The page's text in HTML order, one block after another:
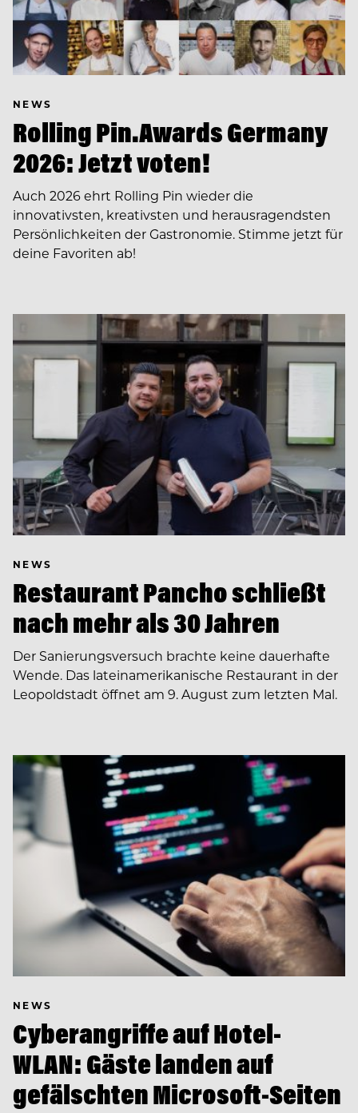
NEWS
Rolling Pin.Awards Germany
2026: Jetzt voten!
Auch 2026 ehrt Rolling Pin wieder die
innovativsten, kreativsten und herausragendsten
Persönlichkeiten der Gastronomie. Stimme jetzt für
deine Favoriten ab!
NEWS
Restaurant Pancho schließt
nach mehr als 30 Jahren
Der Sanierungsversuch brachte keine dauerhafte
Wende. Das lateinamerikanische Restaurant in der
Leopoldstadt öffnet am 9. August zum letzten Mal.
NEWS
Cyberangriffe auf Hotel-
WLAN: Gäste landen auf
gefälschten Microsoft-Seiten